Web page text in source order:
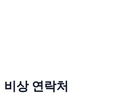
비상 연락처